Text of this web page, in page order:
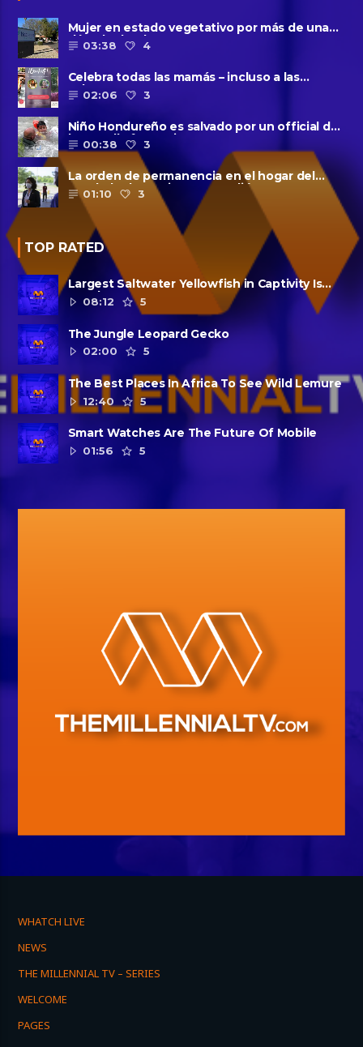
Mujer en estado vegetativo por más de una
década da a luz en un ......
03:38 4
Celebra todas las mamás – incluso a las
solteras – con ......
02:06 3
Niño Hondureño es salvado por un official de
la patrulla fronteriza
00:38 3
La orden de permanencia en el hogar del
condado de Harris se extendió......
01:10 3
TOP RATED
Largest Saltwater Yellowfish in Captivity Is
Dead
08:12 5
The Jungle Leopard Gecko
02:00
5
The Best Places In Africa To See Wild Lemure
12:40
5
Smart Watches Are The Future Of Mobile
01:56
5
WHATCH LIVE
NEWS
THE MILLENNIAL TV – SERIES
WELCOME
PAGES